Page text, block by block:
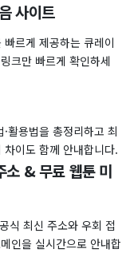
사이트
르게 제공하는 큐레이
크만 빠르게 확인하세
활용법을 총정리하고 최
차이도 함께 안내합니다.
& 무료 웹툰 미
식 최신 주소와 우회 접
인을 실시간으로 안내합